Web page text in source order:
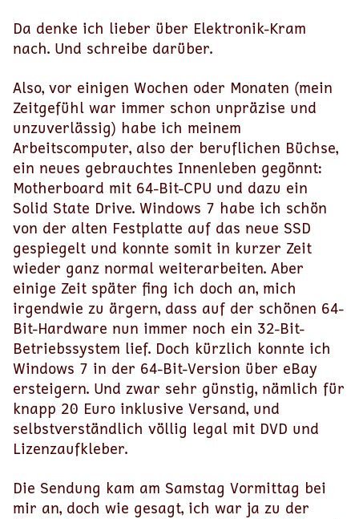
Da denke ich lieber über Elektronik-Kram
nach. Und schreibe darüber.
Also, vor einigen Wochen oder Monaten (mein
Zeitgefühl war immer schon unpräzise und
unzuverlässig) habe ich meinem
Arbeitscomputer, also der beruflichen Büchse,
ein neues gebrauchtes Innenleben gegönnt:
Motherboard mit 64-Bit-CPU und dazu ein
Solid State Drive. Windows 7 habe ich schön
von der alten Festplatte auf das neue SSD
gespiegelt und konnte somit in kurzer Zeit
wieder ganz normal weiterarbeiten. Aber
einige Zeit später fing ich doch an, mich
irgendwie zu ärgern, dass auf der schönen 64-
Bit-Hardware nun immer noch ein 32-Bit-
Betriebssystem lief. Doch kürzlich konnte ich
Windows 7 in der 64-Bit-Version über eBay
ersteigern. Und zwar sehr günstig, nämlich für
knapp 20 Euro inklusive Versand, und
selbstverständlich völlig legal mit DVD und
Lizenzaufkleber.
Die Sendung kam am Samstag Vormittag bei
mir an, doch wie gesagt, ich war ja zu der